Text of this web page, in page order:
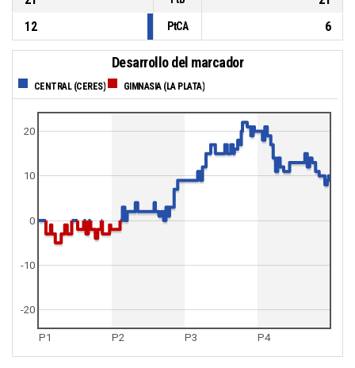
12
PtCA 6
Desarrollo del marcador
CENTRAL (CERES) GIMNASIA (LA PLATA)
P1 P2 P3 P4
0
10
20
-20
-10